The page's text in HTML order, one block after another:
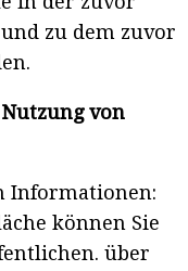
zu dem zuvor
von
Informationen:
können Sie
über